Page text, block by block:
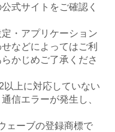
式サイトをご確認く
・アプリケーション
などによってはご利
かじめご了承くださ
以上に対応していない
信エラーが発生し、
ェーブの登録商標で